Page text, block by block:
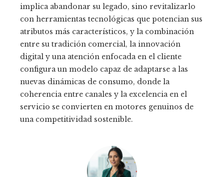
implica abandonar su legado, sino revitalizarlo
con herramientas tecnológicas que potencian sus
atributos más característicos, y la combinación
entre su tradición comercial, la innovación
digital y una atención enfocada en el cliente
configura un modelo capaz de adaptarse a las
nuevas dinámicas de consumo, donde la
coherencia entre canales y la excelencia en el
servicio se convierten en motores genuinos de
una competitividad sostenible.